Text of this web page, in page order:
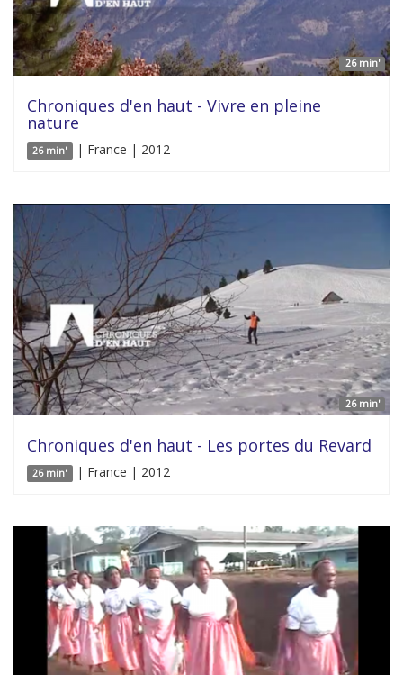
26 min'
Chroniques d'en haut - Vivre en pleine
nature
26 min' | France | 2012
26 min'
Chroniques d'en haut - Les portes du Revard
26 min' | France | 2012